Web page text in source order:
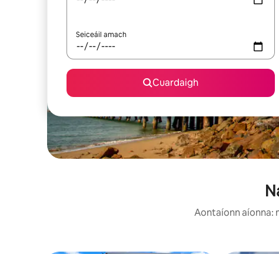
Seiceáil amach
Cuardaigh
Aontaíonn aíonna: